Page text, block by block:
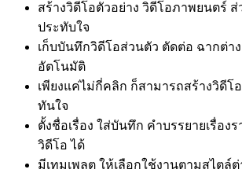
สร้างวิดีโอตัวอย่าง วิดีโอภาพยนตร์
ประทับใจ
เก็บบันทึกวิดีโอส่วนตัว ตัดต่อ ฉากต่า
อัตโนมัติ
เพียงแค่ไม่กี่คลิก ก็สามารถสร้างวิดีโ
ทันใจ
ตั้งชื่อเรื่อง ใส่บันทึก คำบรรยายเรื่อง
วิดีโอ ได้
มีเทมเพลต ให้เลือกใช้งานตามสไตล์ต่